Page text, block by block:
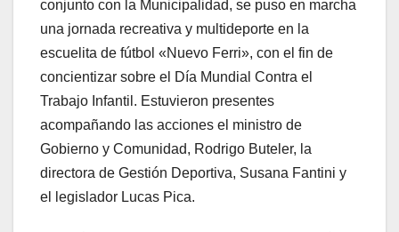
conjunto con la Municipalidad, se puso en marcha
una jornada recreativa y multideporte en la
escuelita de fútbol «Nuevo Ferri», con el fin de
concientizar sobre el Día Mundial Contra el
Trabajo Infantil. Estuvieron presentes
acompañando las acciones el ministro de
Gobierno y Comunidad, Rodrigo Buteler, la
directora de Gestión Deportiva, Susana Fantini y
el legislador Lucas Pica.